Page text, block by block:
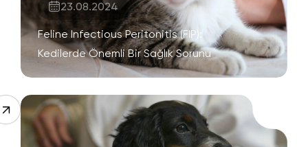
23.08.2024
Feline Infectious Peritonitis (FIP):
Kedilerde Önemli Bir Sağlık Sorunu